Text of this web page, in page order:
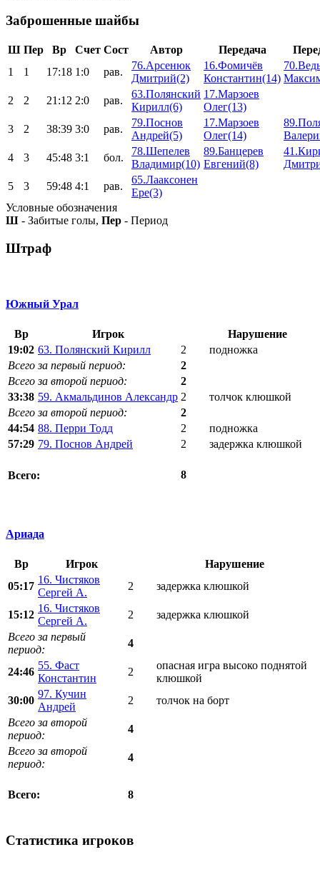
Заброшенные шайбы
Ш Пер Вр Счет Сост Автор Передача
1
1 17:18 1:0 рав.
76.Арсенюк
Дмитрий(2)
16.Фомичёв
Константин(14)
2
2 21:12 2:0 рав.
63.Полянский
Кирилл(6)
17.Марзоев
Олег(13)
3
2 38:39 3:0 рав.
79.Поснов
Андрей(5)
17.Марзоев
Олег(14)
4
3 45:48 3:1 бол.
78.Шепелев
Владимир(10)
89.Банцерев
Евгений(8)
5
3 59:48 4:1 рав.
65.Лааксонен
Ере(3)
Условные обозначения
Ш - Забитые голы, Пер - Период
Штраф
Южный Урал
Вр Игрок
Нарушение
19:02 63. Полянский Кирилл 2
подножка
Всего за первый период:
2
Всего за второй период:
2
33:38 59. Акмальдинов Александр 2
толчок клюшкой
Всего за второй период:
2
44:54 88. Перри Тодд 2
подножка
57:29 79. Поснов Андрей 2 задержка клюшкой
Всего: 8
Ариада
Вр Игрок
Нарушение
05:17
16. Чистяков
Сергей А.
2 задержка клюшкой
15:12
16. Чистяков
Сергей А.
2
задержка клюшкой
Всего за первый
период:
4
24:46
55. Фаст
Константин
2
опасная игра высоко поднятой
клюшкой
30:00
97. Кучин
Андрей
2
толчок на борт
Всего за второй
период:
4
Всего за второй
период:
4
Всего: 8
Статистика игроков